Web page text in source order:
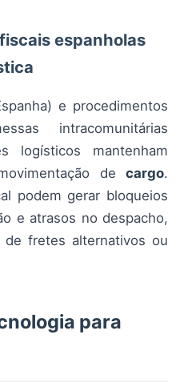
espanholas
e procedimentos
intracomunitárias
logísticos mantenham
de cargo.
podem gerar bloqueios
e atrasos no despacho,
de fretes alternativos ou
para